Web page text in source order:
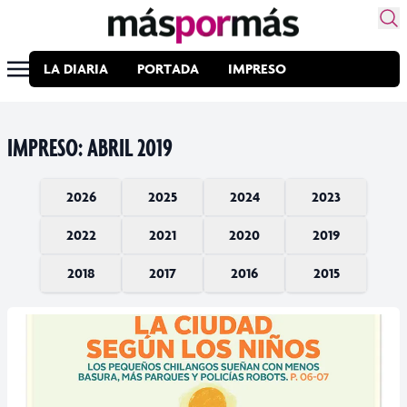
LA DIARIA PORTADA IMPRESO
IMPRESO: ABRIL 2019
2026
Enero
2025
Diciembre
Noviembre
Octubre
Septiembre
2024
Diciembre
Noviembre
Octubre
Septiembre
Agosto
2023
Diciembre
Noviembre
Octubre
Septiembre
2022
Diciembre
Noviembre
Octubre
2021
Diciembre
Noviembre
Octubre
Septiembre
2020
Diciembre
Noviembre
Octubre
Septiembre
2019
Diciembre
Noviembre
Octubre
2018
Diciembre
Noviembre
2017
Diciembre
Noviembre
Octubre
2016
Diciembre
Noviembre
Octubre
2015
Diciembre
Noviembre